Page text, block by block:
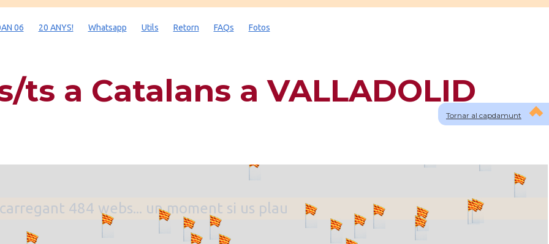
Tornar al capdamunt
06 20 ANYS! Whatsapp Utils Retorn FAQs Fotos
ts a Catalans a VALLADOLID
carregant 484 webs... un moment si us plau